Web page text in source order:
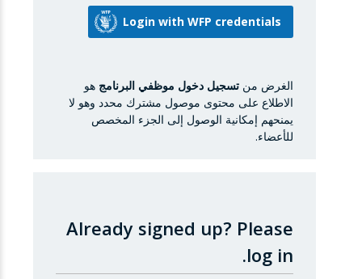
الغرض من تسجيل دخول موظفي البرنامج هو
الاطلاع على محتوى موصول مشترك محدد وهو لا
يمنحهم إمكانية الوصول إلى الجزء المخصص
للأعضاء.
Already signed up? Please
log in.